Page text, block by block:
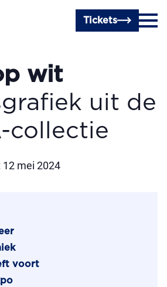
Tickets
wit
uit de
collectie
mei 2024
voort